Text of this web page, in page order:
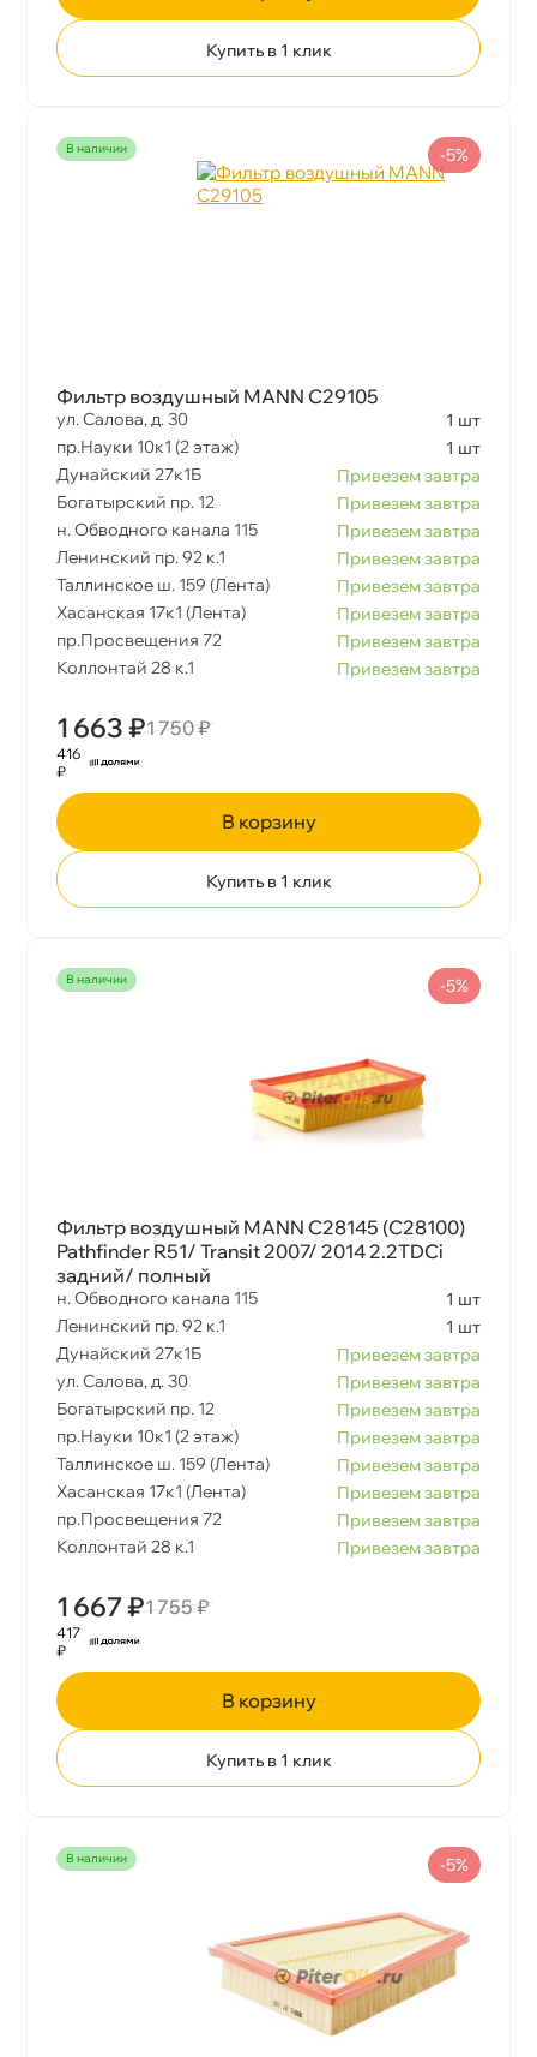
Купить в 1 клик
наличии
Фильтр воздушный MANN C29105
ул. Салова, д. 30
1 шт
пр.Науки 10к1 (2 этаж)
1 шт
Дунайский 27к1Б
Привезем завтра
Богатырский пр. 12
Привезем завтра
н. Обводного канала 115
Привезем завтра
Ленинский пр. 92 к.1
Привезем завтра
Таллинское ш. 159 (Лента)
Привезем завтра
Хасанская 17к1 (Лента)
Привезем завтра
пр.Просвещения 72
Привезем завтра
Коллонтай 28 к.1
Привезем завтра
1 663 ₽1 750 ₽
-5%
416
₽
корзину
Купить в 1 клик
наличии
Фильтр воздушный MANN C28145 (C28100)
Pathfinder R51/ Transit 2007/ 2014 2.2TDCi
задний/ полный
н. Обводного канала 115
1 шт
Ленинский пр. 92 к.1
1 шт
Дунайский 27к1Б
Привезем завтра
ул. Салова, д. 30
Привезем завтра
Богатырский пр. 12
Привезем завтра
пр.Науки 10к1 (2 этаж)
Привезем завтра
Таллинское ш. 159 (Лента)
Привезем завтра
Хасанская 17к1 (Лента)
Привезем завтра
пр.Просвещения 72
Привезем завтра
Коллонтай 28 к.1
Привезем завтра
1 667 ₽1 755 ₽
-5%
417
₽
корзину
Купить в 1 клик
наличии -5%